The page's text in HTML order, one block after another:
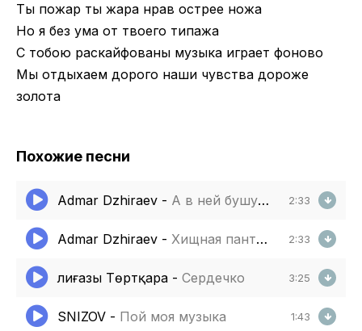
Ты пожар ты жара нрав острее ножа
Но я без ума от твоего типажа
С тобою раскайфованы музыка играет фоново
Мы отдыхаем дорого наши чувства дороже
золота
Похожие песни
Admar Dzhiraev - А в ней бушуют черти она без тормозов 2:33
Admar Dzhiraev - Хищная пантера 2:33
Әлиғазы Төртқара - Сердечко 3:25
SNIZOV - Пой моя музыка 1:43